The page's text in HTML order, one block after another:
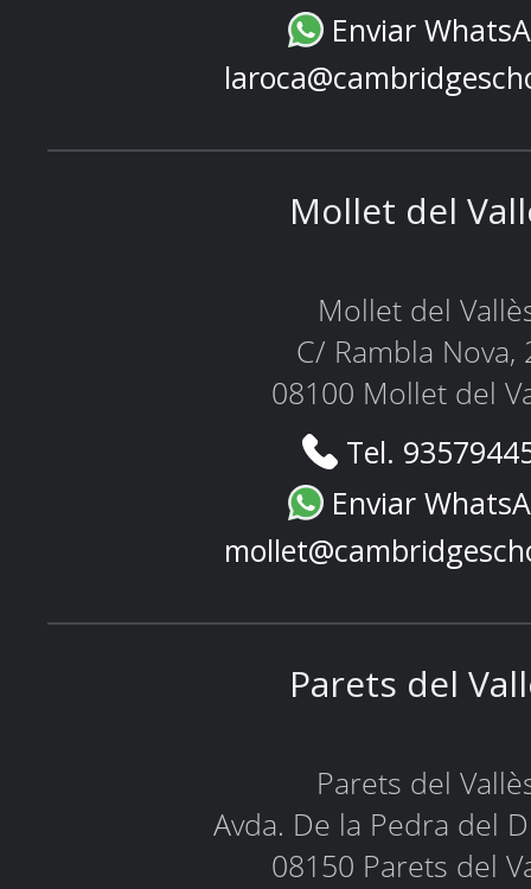
Enviar
Mollet del
Mollet del
C/ Rambla Nova,
08100 Mollet del
Tel.
Enviar
Parets del
Parets del
Avda. De la Pedra del
08150 Parets del